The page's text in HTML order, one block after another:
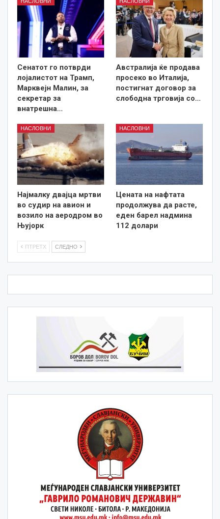
Сенатот го потврди
лојалистот на Трамп,
Марквејн Малин, за
секретар за
внатрешна…
Австралија ќе продава
просеко во Италија,
постигнат договор за
слободна трговија со…
НАСЛОВНИ
Најмалку двајца мртви
во судир на авион и
возило на аеродром во
Њујорк
НАСЛОВНИ
Цената на нафтата
продолжува да расте,
еден барел надмина
112 долари
ПТРЕТХ СЛЕДНО